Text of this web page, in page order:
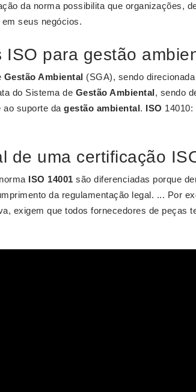
da norma possibilita que organizações,
seus negócios.
ISO para gestão
Gestão Ambiental (SGA), sendo
do Sistema de Gestão Ambiental, sendo
ao suporte da gestão ambiental. ISO 14010:
de uma certificação
norma ISO 14001 são diferenciadas porque
da regulamentação legal. ... Por
exigem que todos fornecedores de peças